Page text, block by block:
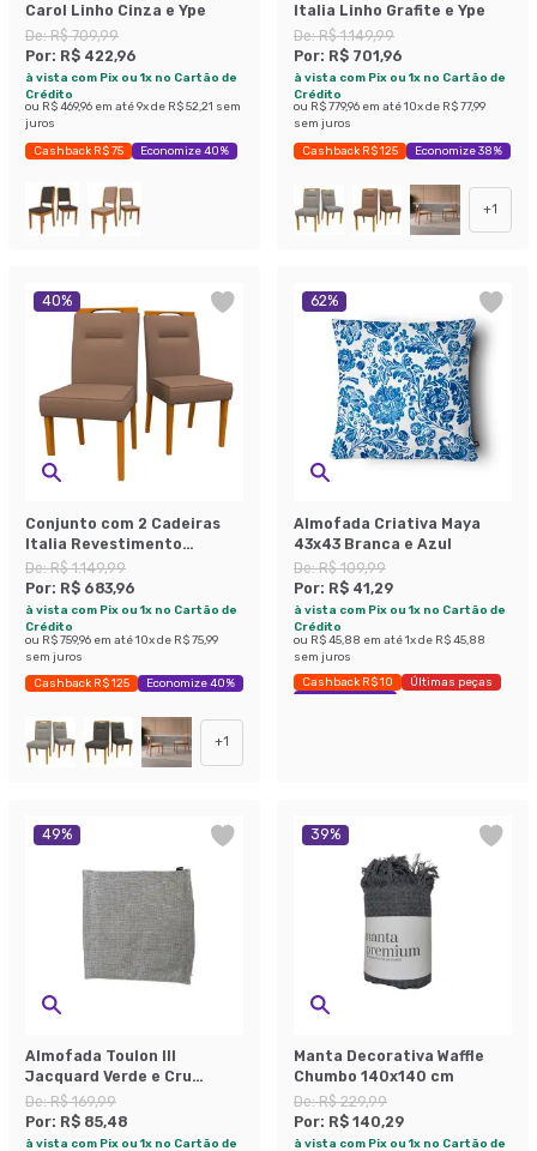
Carol Linho Cinza e Ype
De:R$ 709,99
Por: R$ 422,96
à vista com Pix ou 1x no Cartão de
Crédito
ou R$ 469,96 em até9x de R$ 52,21 sem
juros
Cashback R$ 75 Economize 40%
Italia Linho Grafite e Ype
De:R$ 1.149,99
Por: R$ 701,96
à vista com Pix ou 1x no Cartão de
Crédito
ou R$ 779,96 em até10x de R$ 77,99
sem juros
Cashback R$ 125 Economize 38%
+1
40%
Conjunto com 2 Cadeiras
Italia Revestimento
Sintético Marrom Claro e
Ype
De:R$ 1.149,99
Por: R$ 683,96
à vista com Pix ou 1x no Cartão de
Crédito
ou R$ 759,96 em até10x de R$ 75,99
sem juros
Cashback R$ 125 Economize 40%
+1
62%
Almofada Criativa Maya
43x43 Branca e Azul
De:R$ 109,99
Por: R$ 41,29
à vista com Pix ou 1x no Cartão de
Crédito
ou R$ 45,88 em até1x de R$ 45,88
sem juros
Cashback R$ 10
Últimas peças
Economize 62%
49%
Almofada Toulon III
Jacquard Verde e Cru
45x45 cm
De:R$ 169,99
Por: R$ 85,48
à vista com Pix ou 1x no Cartão de
39%
Manta Decorativa Waffle
Chumbo 140x140 cm
De:R$ 229,99
Por: R$ 140,29
à vista com Pix ou 1x no Cartão de